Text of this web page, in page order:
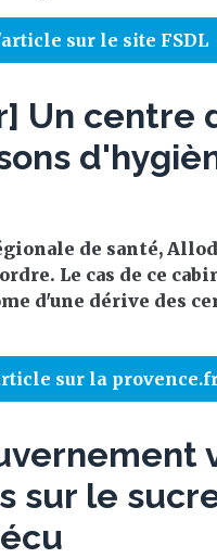
sur le site FSDL
Un centre
de santé,
Le cas de ce
d'une dérive des
sur la
sur le